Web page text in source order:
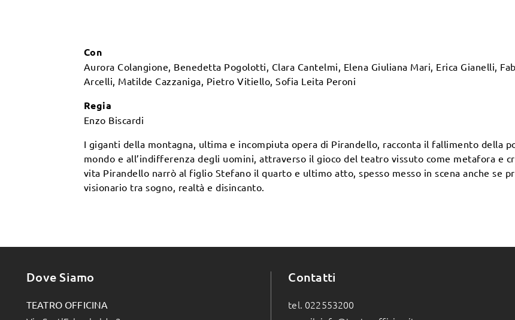
Con
Aurora Colangione, Benedetta Pogolotti, Clara Cantelmi, Elena Giuliana Mari, Erica Gianelli,
Arcelli, Matilde Cazzaniga, Pietro Vitiello, Sofia Leita Peroni
Regia
Enzo Biscardi
I giganti della montagna, ultima e incompiuta opera di Pirandello, racconta il fallimento della
mondo e all’indifferenza degli uomini, attraverso il gioco del teatro vissuto come metafora e
vita Pirandello narrò al figlio Stefano il quarto e ultimo atto, spesso messo in scena anche se
visionario tra sogno, realtà e disincanto.
Dove Siamo
TEATRO OFFICINA
Contatti
tel. 022553200